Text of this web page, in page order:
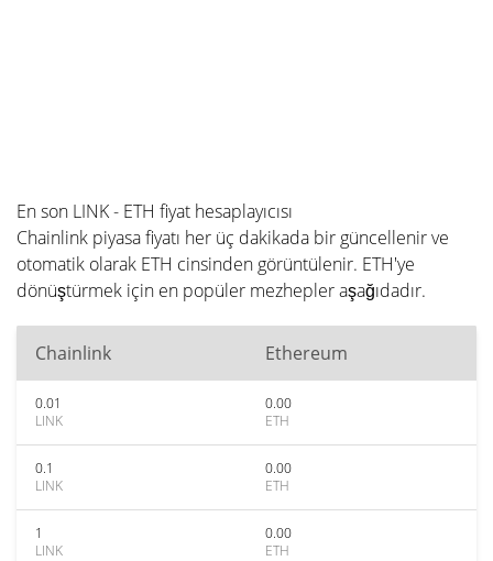
En son LINK - ETH fiyat hesaplayıcısı
Chainlink piyasa fiyatı her üç dakikada bir güncellenir ve
otomatik olarak ETH cinsinden görüntülenir. ETH'ye
dönüştürmek için en popüler mezhepler aşağıdadır.
Chainlink Ethereum
0.01
LINK
0.00
ETH
0.1
LINK
0.00
ETH
1
LINK
0.00
ETH